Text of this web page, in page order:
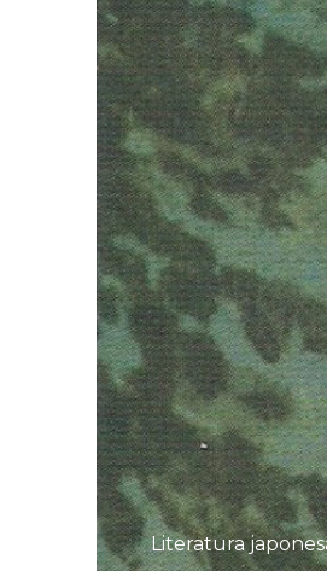
Literatura